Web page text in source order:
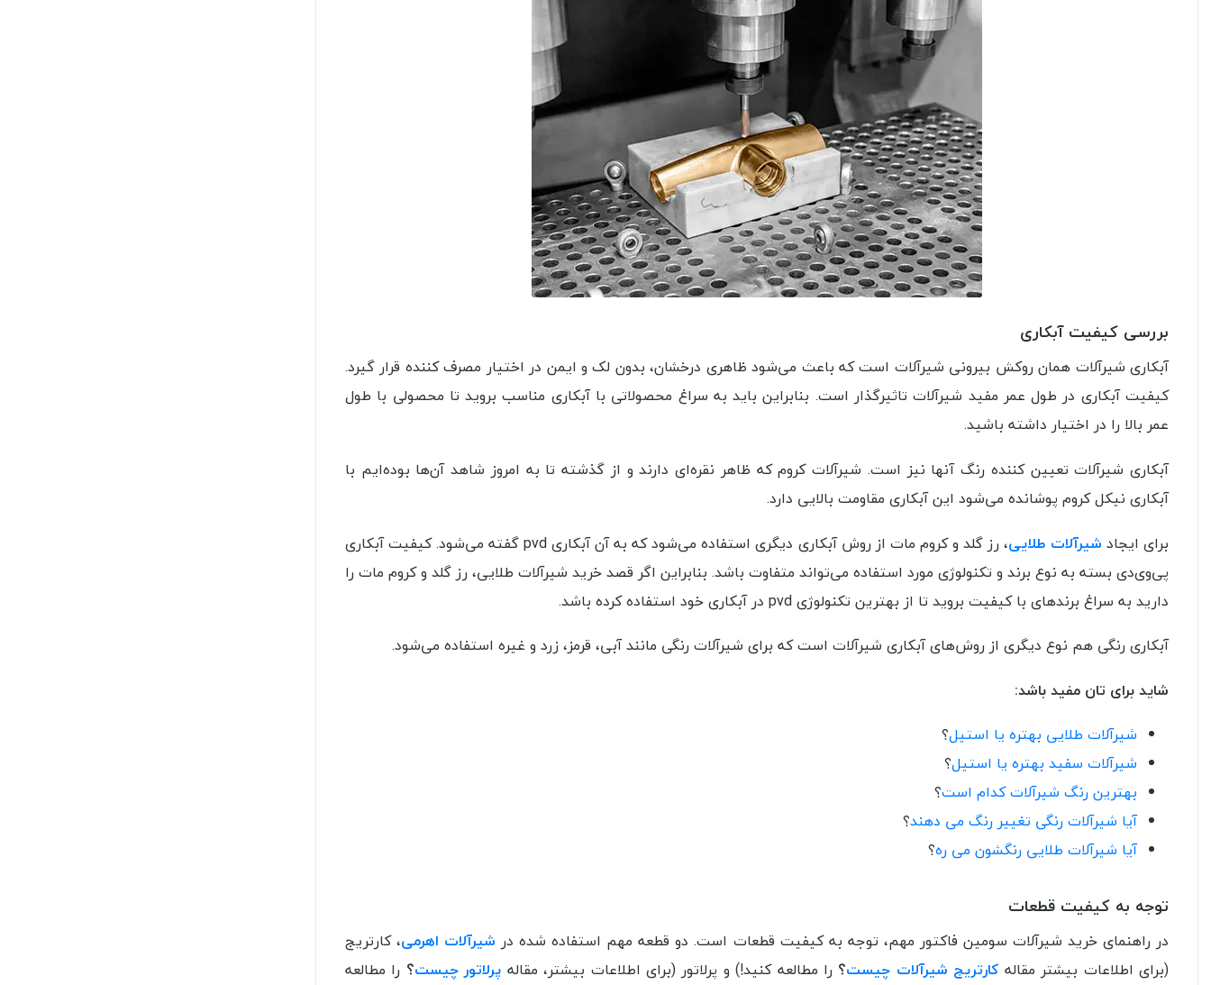
بررسی کیفیت آبکاری
آبکاری شیرآلات همان روکش بیرونی شیرآلات است که باعث می‌شود ظاهری درخشان، بدون لک و ایمن در اختیار مصرف کننده قرار گیرد.
کیفیت آبکاری در طول عمر مفید شیرآلات تاثیرگذار است. بنابراین باید به سراغ محصولاتی با آبکاری مناسب بروید تا محصولی با طول
عمر بالا را در اختیار داشته باشید.
آبکاری شیرآلات تعیین کننده رنگ آنها نیز است. شیرآلات کروم که ظاهر نقره‌ای دارند و از گذشته تا به امروز شاهد آن‌ها بوده‌ایم با
آبکاری نیکل کروم پوشانده می‌شود این آبکاری مقاومت بالایی دارد.
برای ایجاد شیرآلات طلایی
، رز گلد و کروم مات از روش آبکاری دیگری استفاده می‌شود که به آن آبکاری pvd گفته می‌شود. کیفیت آبکاری
پی‌وی‌دی بسته به نوع برند و تکنولوژی مورد استفاده می‌تواند متفاوت باشد. بنابراین اگر قصد خرید شیرآلات طلایی، رز گلد و کروم مات را
دارید به سراغ برندهای با کیفیت بروید تا از بهترین تکنولوژی pvd در آبکاری خود استفاده کرده باشد.
آبکاری رنگی هم نوع دیگری از روش‌های آبکاری شیرآلات است که برای شیرآلات رنگی مانند آبی، قرمز، زرد و غیره استفاده می‌شود.
شاید برای تان مفید باشد:
شیرآلات طلایی بهتره یا استیل؟
شیرآلات سفید بهتره یا استیل؟
بهترین رنگ شیرآلات کدام است؟
آیا شیرآلات رنگی تغییر رنگ می دهند؟
آیا شیرآلات طلایی رنگشون می ره؟
توجه به کیفیت قطعات
در راهنمای خرید شیرآلات سومین فاکتور مهم، توجه به کیفیت قطعات است. دو قطعه مهم استفاده شده در شیرآلات اهرمی، کارتریج
(برای اطلاعات بیشتر مقاله کارتریج شیرآلات چیست؟ را مطالعه کنید!) و پرلاتور (برای اطلاعات بیشتر، مقاله پرلاتور چیست؟ را مطالعه